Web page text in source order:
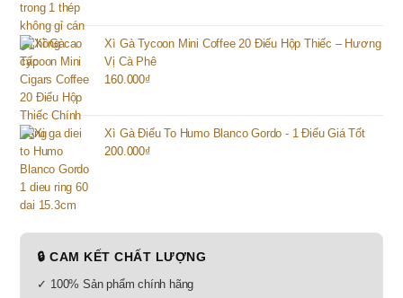
Xì Gà Tycoon Mini Coffee 20 Điếu Hộp Thiếc – Hương
Vị Cà Phê
160.000₫
Xì Gà Điếu To Humo Blanco Gordo - 1 Điếu Giá Tốt
200.000₫
🔒 CAM KẾT CHẤT LƯỢNG
✓ 100% Sản phẩm chính hãng